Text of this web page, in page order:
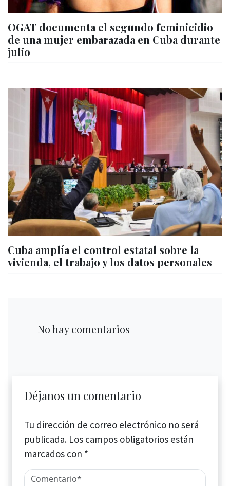
OGAT documenta el segundo feminicidio
de una mujer embarazada en Cuba durante
julio
Cuba amplía el control estatal sobre la
vivienda, el trabajo y los datos personales
No hay comentarios
Déjanos un comentario
Tu dirección de correo electrónico no será
publicada. Los campos obligatorios están
marcados con *